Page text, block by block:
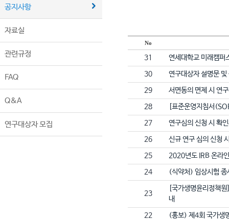
공지사항
자료실
관련규정
FAQ
Q&A
연구대상자 모집
No
31
연세대학교 미래캠퍼
30
연구대상자 설명문
29
서면동의 면제 시 연
28
[표준운영지침서
27
연구심의 신청 시 확
26
신규 연구 심의 신청
25
2020년도 IRB 온라
24
(식약처) 임상시험 종
23
[국가생명윤리정책
내
22
(홍보) 제4회 국가생